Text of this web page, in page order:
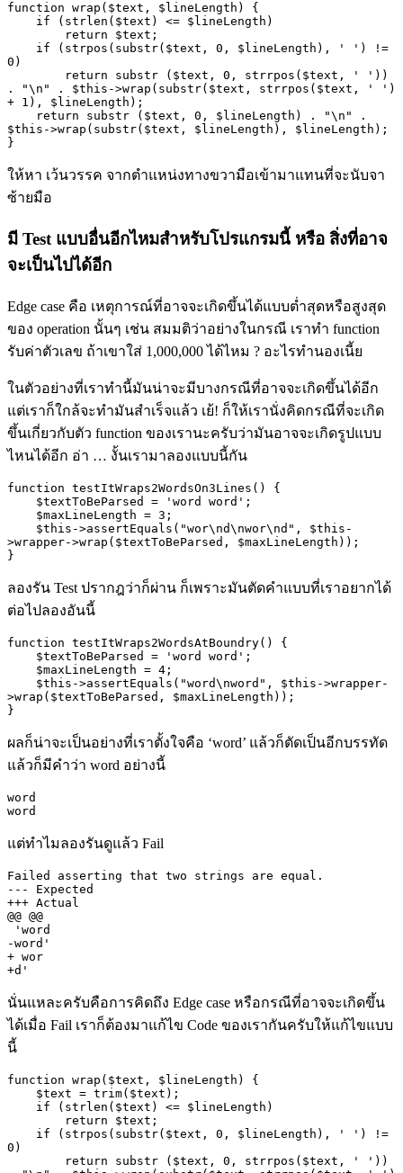
function wrap($text, $lineLength) {
if (strlen($text) <= $lineLength)
return $text;
if (strpos(substr($text, 0, $lineLength), ' ') !=
0)
return substr ($text, 0, strrpos($text, ' '))
. "\n" . $this->wrap(substr($text, strrpos($text, ' ')
+ 1), $lineLength);
return substr ($text, 0, $lineLength) . "\n" .
$this->wrap(substr($text, $lineLength), $lineLength);
}
ให้หา เว้นวรรค จากตำแหน่งทางขวามือเข้ามาแทนที่จะนับจา
ซ้ายมือ
มี Test แบบอื่นอีกไหมสำหรับโปรแกรมนี้ หรือ สิ่งที่อาจ
จะเป็นไปได้อีก
Edge case คือ เหตุการณ์ที่อาจจะเกิดขึ้นได้แบบต่ำสุดหรือสูงสุด
ของ operation นั้นๆ เช่น สมมติว่าอย่างในกรณี เราทำ function
รับค่าตัวเลข ถ้าเขาใส่ 1,000,000ได้ไหม ? อะไรทำนองเนี้ย
ในตัวอย่างที่เราทำนี้มันน่าจะมีบางกรณีที่อาจจะเกิดขึ้นได้อีก
แต่เราก็ใกล้จะทำมันสำเร็จแล้ว เย้! ก็ให้เรานั่งคิดกรณีที่จะเกิด
ขึ้นเกี่ยวกับตัว function ของเรานะครับว่ามันอาจจะเกิดรูปแบบ
ไหนได้อีก อ่า … งั้นเรามาลองแบบนี้กัน
function testItWraps2WordsOn3Lines() {
$textToBeParsed = 'word word';
$maxLineLength = 3;
$this->assertEquals("wor\nd\nwor\nd", $this-
>wrapper->wrap($textToBeParsed, $maxLineLength));
}
ลองรัน Test ปรากฎว่าก็ผ่าน ก็เพราะมันตัดคำแบบที่เราอยากได้
ต่อไปลองอันนี้
function testItWraps2WordsAtBoundry() {
$textToBeParsed = 'word word';
$maxLineLength = 4;
$this->assertEquals("word\nword", $this->wrapper-
>wrap($textToBeParsed, $maxLineLength));
}
ผลก็น่าจะเป็นอย่างที่เราตั้งใจคือ ‘word’ แล้วก็ตัดเป็นอีกบรรทัด
แล้วก็มีคำว่า word อย่างนี้
word
word
แต่ทำไมลองรันดูแล้ว Fail
Failed asserting that two strings are equal.
--- Expected
+++ Actual
@@ @@
'word
-word'
+ wor
นั่นแหละครับคือการคิดถึง Edge case หรือกรณีที่อาจจะเกิดขึ้น
ได้เมื่อ Fail เราก็ต้องมาแก้ไข Code ของเรากันครับให้แก้ไขแบบ
นี้
function wrap($text, $lineLength) {
$text = trim($text);
if (strlen($text) <= $lineLength)
return $text;
if (strpos(substr($text, 0, $lineLength), ' ') !=
0)
return substr ($text, 0, strrpos($text, ' '))